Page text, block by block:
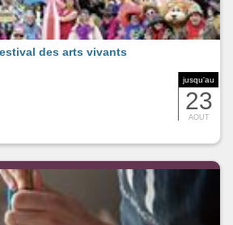
jusqu'au
23
AOUT
des arts vivants